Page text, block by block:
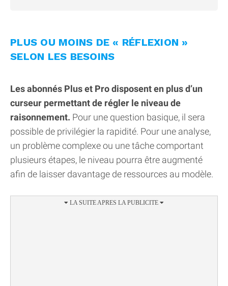
PLUS OU MOINS DE « RÉFLEXION »
SELON LES BESOINS
Les abonnés Plus et Pro disposent en plus d’un
curseur permettant de régler le niveau de
raisonnement. Pour une question basique, il sera
possible de privilégier la rapidité. Pour une analyse,
un problème complexe ou une tâche comportant
plusieurs étapes, le niveau pourra être augmenté
afin de laisser davantage de ressources au modèle.